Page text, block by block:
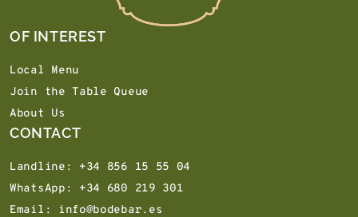
OF INTEREST
Local Menu
Join the Table Queue
About Us
CONTACT
Landline: +34 856 15 55 04
WhatsApp: +34 680 219 301
Email: info@bodebar.es